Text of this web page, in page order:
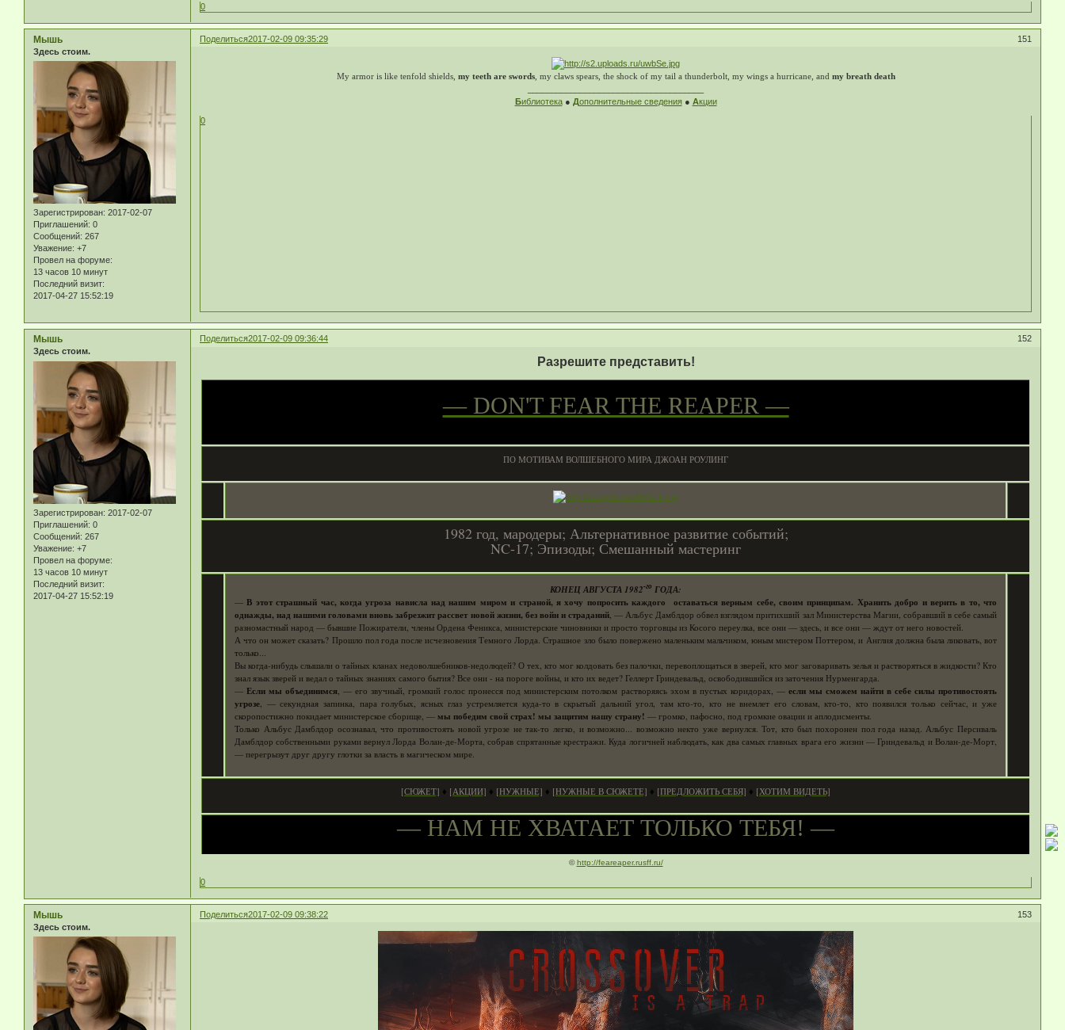
0
Поделиться 151
2017-02-09 09:35:29
Мышь
Здесь стоим.
Зарегистрирован: 2017-02-07
Приглашений: 0
Сообщений: 267
Уважение: +7
Провел на форуме:
13 часов 10 минут
Последний визит:
2017-04-27 15:52:19
My armor is like tenfold shields, my teeth are swords, my claws spears, the shock of my tail a thunderbolt, my wings a hurricane, and my breath death
Библиотека● Дополнительные сведения● Акции
0
Поделиться 152
2017-02-09 09:36:44
Мышь
Здесь стоим.
Зарегистрирован: 2017-02-07
Приглашений: 0
Сообщений: 267
Уважение: +7
Провел на форуме:
13 часов 10 минут
Последний визит:
2017-04-27 15:52:19
Разрешите представить!
— DON'T FEAR THE REAPER —
ПО МОТИВАМ ВОЛШЕБНОГО МИРА ДЖОАН РОУЛИНГ
1982 год, мародеры; Альтернативное развитие событий;
NC-17; Эпизоды; Смешанный мастеринг
КОНЕЦ АВГУСТА 1982-го ГОДА:
—В этот страшный час, когда угроза нависла над нашим миром и страной, я хочу попросить каждого оставаться верным себе, своим принципам. Хранить добро и верить в то, что
однажды, над нашими головами вновь забрезжит рассвет новой жизни, без войн и страданий, — Альбус Дамблдор обвел взглядом притихший зал Министерства Магии, собравший в себе самый
разномастный народ — бывшие Пожиратели, члены Ордена Феникса, министерские чиновники и просто торговцы из Косого переулка, все они — здесь, и все они — ждут от него новостей.
А что он может сказать? Прошло пол года после исчезновения Темного Лорда. Страшное зло было повержено маленьким мальчиком, юным мистером Поттером, и Англия должна была ликовать, вот
только...
Вы когда-нибудь слышали о тайных кланах недоволшебников-недолюдей? О тех, кто мог колдовать без палочки, перевоплощаться в зверей, кто мог заговаривать зелья и растворяться в жидкости? Кто
знал язык зверей и ведал о тайных знаниях самого бытия? Все они - на пороге войны, и кто их ведет? Геллерт Гриндевальд, освободившийся из заточения Нурменгарда.
—Если мы объединимся, — его звучный, громкий голос пронесся под министерским потолком растворяясь эхом в пустых коридорах, — если мы сможем найти в себе силы противостоять
угрозе, — секундная запинка, пара голубых, ясных глаз устремляется куда-то в скрытый дальний угол, там кто-то, кто не внемлет его словам, кто-то, кто появился только сейчас, и уже
скоропостижно покидает министерское сборище, —мы победим свой страх! мы защитим нашу страну! — громко, пафосно, под громкие овации и аплодисменты.
Только Альбус Дамблдор осознавал, что противостоять новой угрозе не так-то легко, и возможно... возможно некто уже вернулся. Тот, кто был похоронен пол года назад. Альбус Персиваль
Дамблдор собственными руками вернул Лорда Волан-де-Морта, собрав спрятанные крестражи. Куда логичней наблюдать, как два самых главных врага его жизни — Гриндевальд и Волан-де-Морт,
— перегрызут друг другу глотки за власть в магическом мире.
[СЮЖЕТ] ♦ [АКЦИИ] ♦ [НУЖНЫЕ] ♦ [НУЖНЫЕ В СЮЖЕТЕ] ♦ [ПРЕДЛОЖИТЬ СЕБЯ] ♦ [ХОТИМ ВИДЕТЬ]
— НАМ НЕ ХВАТАЕТ ТОЛЬКО ТЕБЯ! —
©http://feareaper.rusff.ru/
0
Поделиться 153
2017-02-09 09:38:22
Мышь
Здесь стоим.